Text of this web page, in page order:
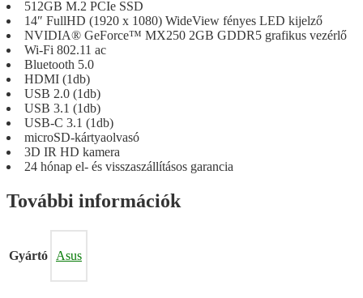
512GB M.2 PCIe SSD
14″ FullHD (1920 x 1080) WideView fényes LED kijelző
NVIDIA® GeForce™ MX250 2GB GDDR5 grafikus vezérlő
Wi-Fi 802.11 ac
Bluetooth 5.0
HDMI (1db)
USB 2.0 (1db)
USB 3.1 (1db)
USB-C 3.1 (1db)
microSD-kártyaolvasó
3D IR HD kamera
24 hónap el- és visszaszállításos garancia
További információk
Gyártó Asus